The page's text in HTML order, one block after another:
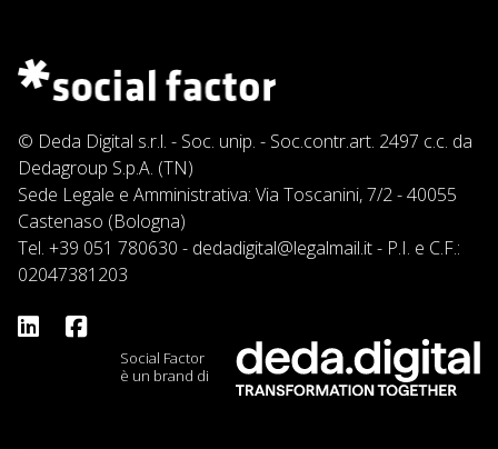
© Deda Digital s.r.l. - Soc. unip. - Soc.contr.art. 2497 c.c. da
Dedagroup S.p.A. (TN)
Sede Legale e Amministrativa: Via Toscanini, 7/2 - 40055
Castenaso (Bologna)
Tel. +39 051 780630 - dedadigital@legalmail.it- P.I. e C.F.:
02047381203
Social Factor
è un brand di